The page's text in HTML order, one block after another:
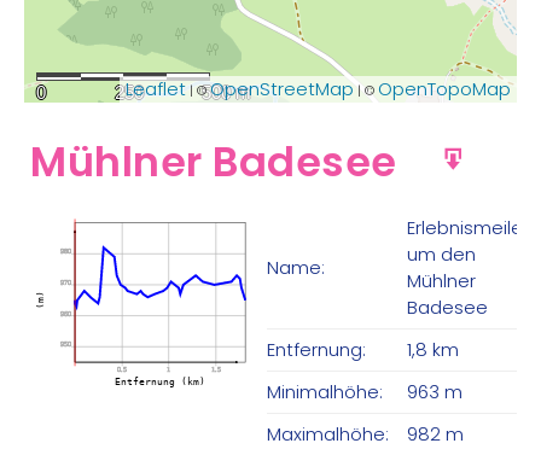
0 250 500 m
Leaflet | ©OpenStreetMap| © OpenTopoMap
Mühlner Badesee
950
960
970
980
0.5 1 1.5
Entfernung (km)
(m)
Name:
Erlebnismeile
um den
Mühlner
Badesee
Entfernung:
1,8 km
Minimalhöhe:
963 m
Maximalhöhe:
982 m